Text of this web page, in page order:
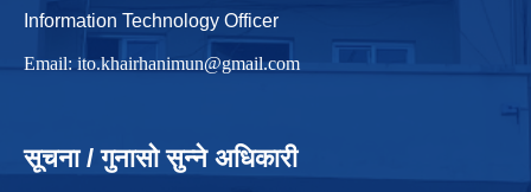
Information Technology Officer
Email: ito.khairhanimun@gmail.com
सूचना / गुनासो सुन्ने अधिकारी